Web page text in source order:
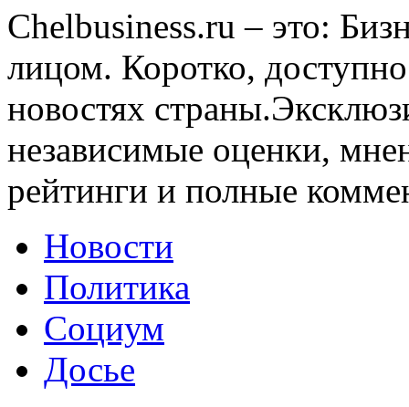
Chelbusiness.ru – это:
лицом. Коротко,
новостях
независимые оценки,
рейтинги и полные
Новости
Политика
Социум
Досье